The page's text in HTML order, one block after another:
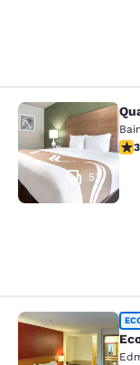
Quality
53
Econo